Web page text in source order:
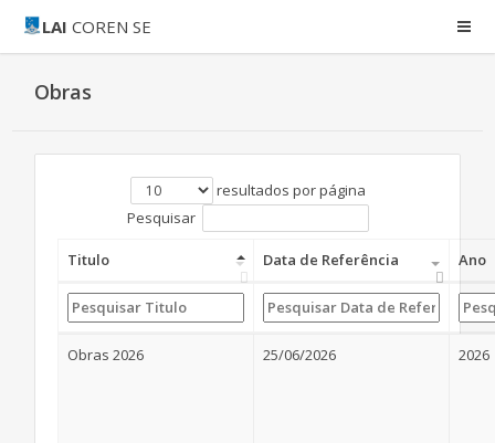
LAI COREN SE
Obras
resultados por página
Pesquisar
Titulo Data de Referência Ano
Obras 2026 25/06/2026 2026